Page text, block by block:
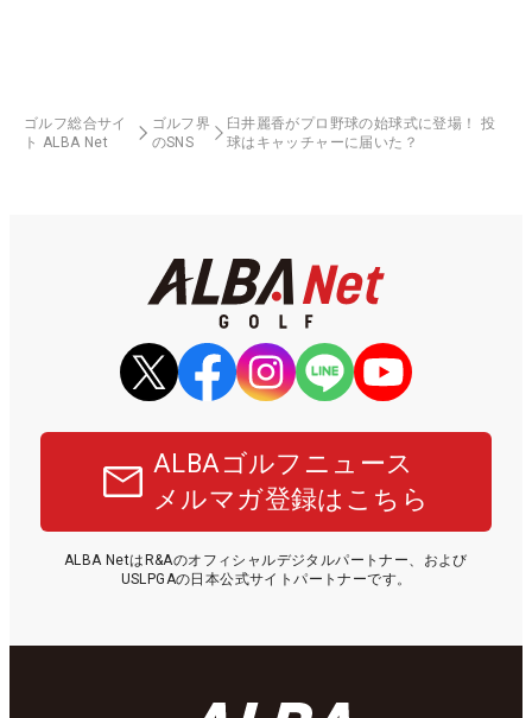
ゴルフ総合サイ
ト ALBA Net
ゴルフ界
のSNS
臼井麗香がプロ野球の始球式に登場！ 投
球はキャッチャーに届いた？
ALBAゴルフニュース
メルマガ登録はこちら
ALBA NetはR&Aのオフィシャルデジタルパートナー、および
USLPGAの日本公式サイトパートナーです。